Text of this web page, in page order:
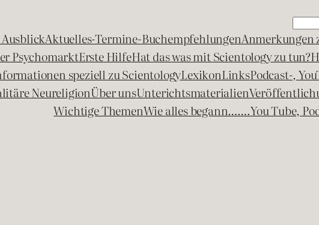
Aktuelles-Termine-BuchempfehlungenAnmerkungen
PsychomarktErste HilfeHat das was mit Scientology zu tun?
speziell zu ScientologyLexikonLinksPodcast-,
NeureligionÜber unsUnterichtsmaterialien
Wichtige ThemenWie alles begann…….You Tube,